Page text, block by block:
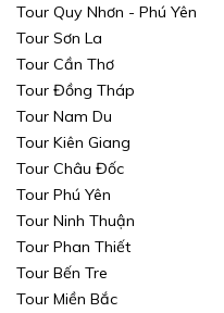
Tour Quy Nhơn - Phú Yên
Tour Sơn La
Tour Cần Thơ
Tour Đồng Tháp
Tour Nam Du
Tour Kiên Giang
Tour Châu Đốc
Tour Phú Yên
Tour Ninh Thuận
Tour Phan Thiết
Tour Bến Tre
Tour Miền Bắc